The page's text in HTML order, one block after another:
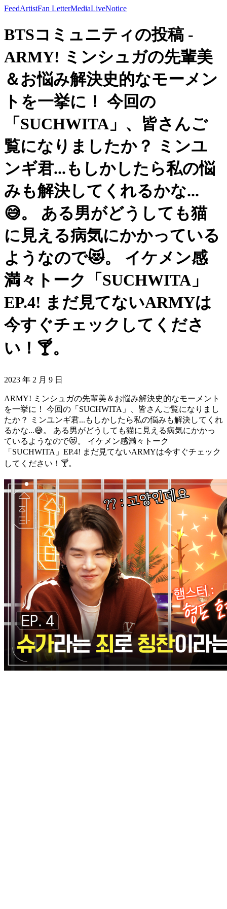
FeedArtistFan LetterMediaLiveNotice
BTSコミュニティの投稿 -
ARMY! ミンシュガの先輩美
＆お悩み解決史的なモーメン
トを一挙に！ 今回の
「SUCHWITA」、皆さんご
覧になりましたか？ ミンユ
ンギ君...もしかしたら私の悩
みも解決してくれるかな...
😅。 ある男がどうしても猫
に見える病気にかかっている
ようなので😻。 イケメン感
満々トーク「SUCHWITA」
EP.4! まだ見てないARMYは
今すぐチェックしてくださ
い！🍸。
2023 年 2 月 9 日
ARMY! ミンシュガの先輩美＆お悩み解決史的なモーメント
を一挙に！ 今回の「SUCHWITA」、皆さんご覧になりまし
たか？ ミンユンギ君...もしかしたら私の悩みも解決してくれ
るかな...😅。 ある男がどうしても猫に見える病気にかかっ
ているようなので😻。 イケメン感満々トーク
「SUCHWITA」EP.4! まだ見てないARMYは今すぐチェック
してください！🍸。